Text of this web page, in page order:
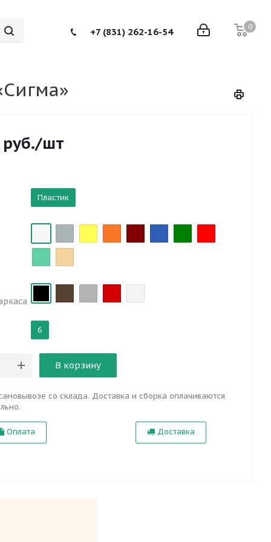
0
+7 (831) 262-16-54
/шт
Пластик
6
В корзину
со склада. Доставка и сборка оплачиваются
Оплата Доставка